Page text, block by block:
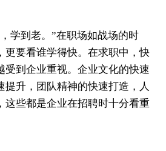
到老。”在职场如战场的时
更要看谁学得快。在求职中，快
受到企业重视。企业文化的快速
提升，团队精神的快速打造，人
这些都是企业在招聘时十分看重